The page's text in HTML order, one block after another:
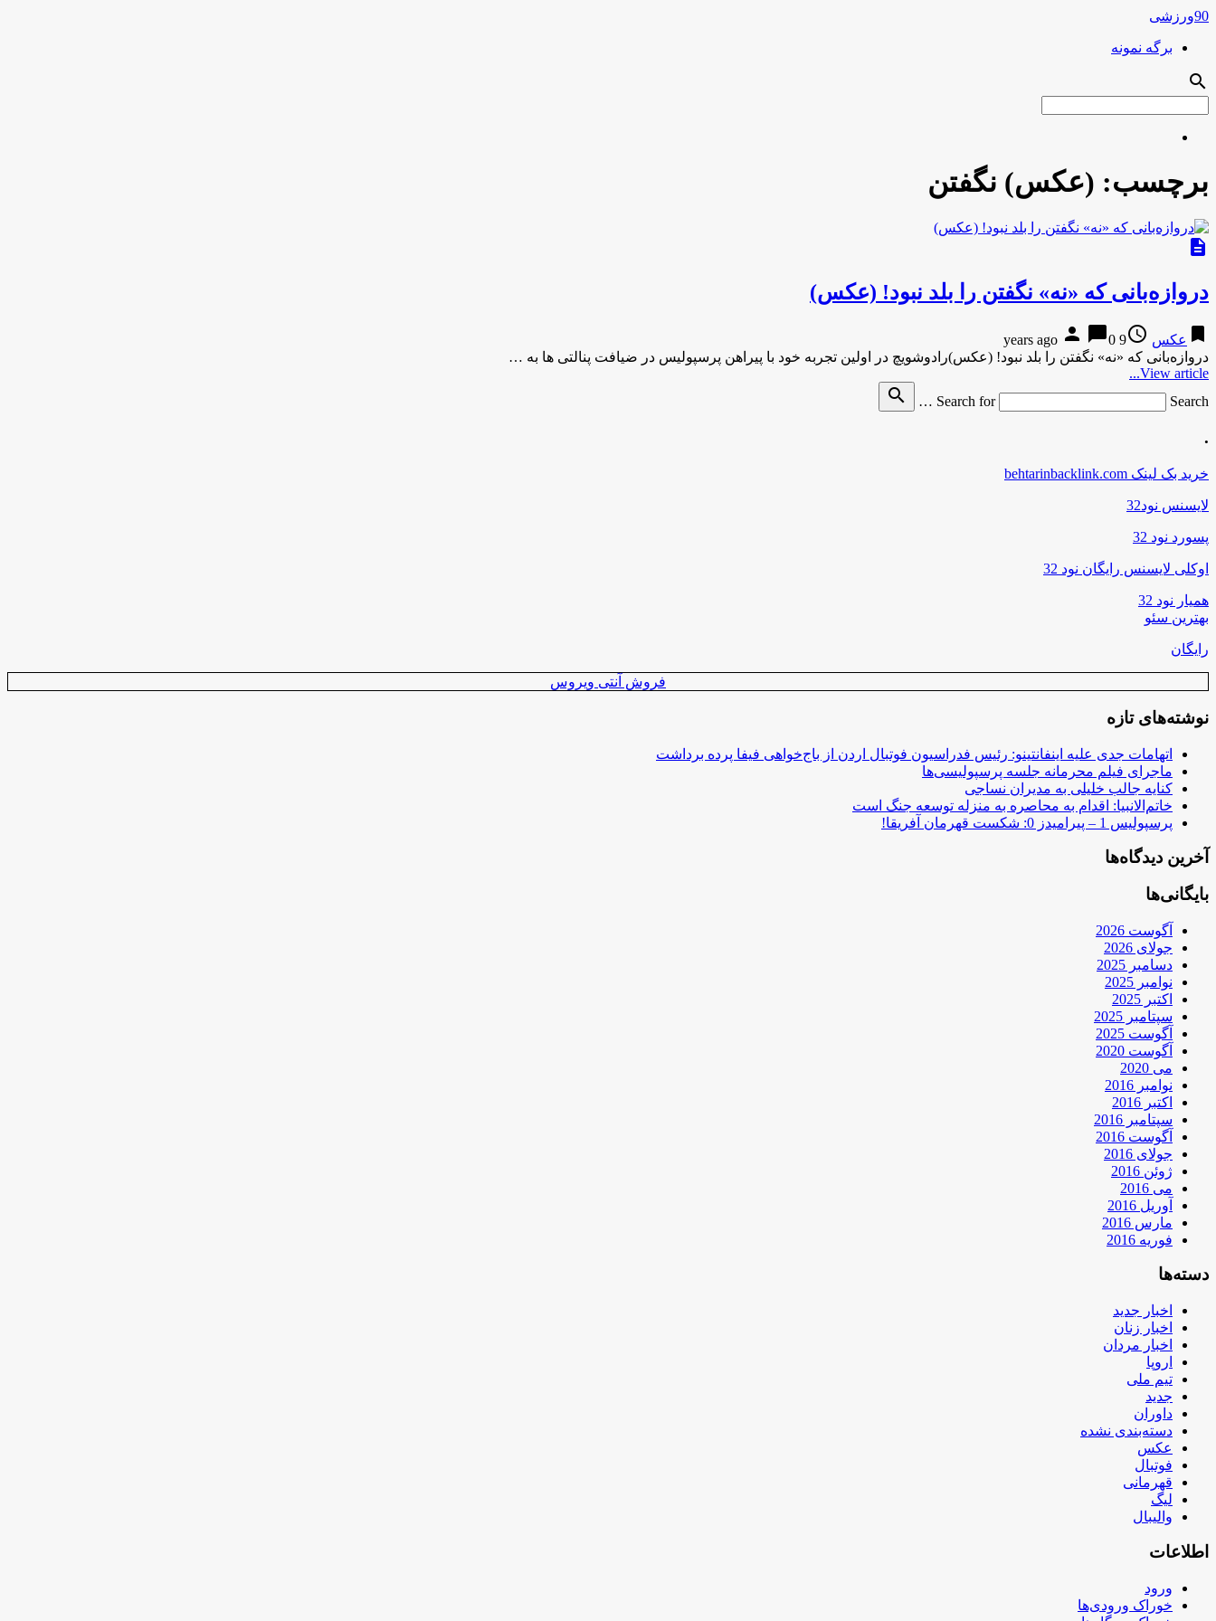
90ورزشی
برگه نمونه
search
برچسب: (عکس) نگفتن
description
دروازه‌بانی که «نه» نگفتن را بلد نبود! (عکس)
bookmark عکس access_time
9 years ago
person chat_bubble0
دروازه‌بانی که «نه» نگفتن را بلد نبود! (عکس)رادوشویچ در اولین تجربه خود با پیراهن پرسپولیس در ضیافت پنالتی ها به …
View article...
Search for
Search …
search
.
خرید بک لینک behtarinbacklink.com
لایسنس نود32
پسورد نود 32
اوکلی لایسنس رایگان نود 32
همیار نود 32
بهترین سئو
رایگان
فروش آنتی ویروس
نوشته‌های تازه
اتهامات جدی علیه اینفانتینو: رئیس فدراسیون فوتبال اردن از باج‌خواهی فیفا پرده برداشت
ماجرای فیلم محرمانه جلسه پرسپولیسی‌ها
کنایه جالب خلیلی به مدیران نساجی
خاتم‌الانبیا: اقدام به محاصره به منزله توسعه جنگ است
پرسپولیس 1 – پیرامیدز 0: شکست قهرمان آفریقا!
آخرین دیدگاه‌ها
بایگانی‌ها
آگوست 2026
جولای 2026
دسامبر 2025
نوامبر 2025
اکتبر 2025
سپتامبر 2025
آگوست 2025
آگوست 2020
می 2020
نوامبر 2016
اکتبر 2016
سپتامبر 2016
آگوست 2016
جولای 2016
ژوئن 2016
می 2016
آوریل 2016
مارس 2016
فوریه 2016
دسته‌ها
اخبار جدید
اخبار زنان
اخبار مردان
اروپا
تیم ملی
جدید
داوران
دسته‌بندی نشده
عکس
فوتبال
قهرمانی
لیگ
والیبال
اطلاعات
ورود
خوراک ورودی‌ها